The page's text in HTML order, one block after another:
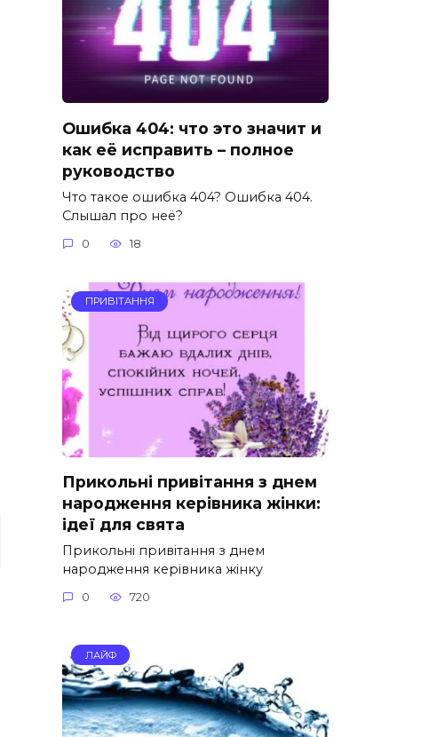
Ошибка 404: что это значит и
как её исправить – полное
руководство
Что такое ошибка 404? Ошибка 404.
Слышал про неё?
0 18
ПРИВІТАННЯ
Прикольні привітання з днем
народження керівника жінки:
ідеї для свята
Прикольні привітання з днем
народження керівника жінку
0 720
ЛАЙФ